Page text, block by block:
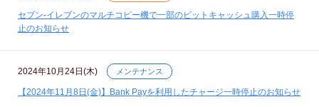
セブン‐イレブンのマルチコピー機で一部のビットキャッシュ購入一時停
止のお知らせ
2024年10月24日(木) メンテナンス
【2024年11月8日(金)】Bank Payを利用したチャージ一時停止のお知らせ